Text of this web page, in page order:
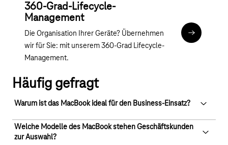
360-Grad-Lifecycle-
Management
Die Organisation Ihrer Geräte? Übernehmen
wir für Sie: mit unserem 360-Grad Lifecycle-
Management.
Zu Device
Häufig gefragt
Warum ist das MacBook ideal für den Business-Einsatz?
Das MacBook überzeugt im Business durch leistungsstarke
Welche Modelle des MacBook stehen Geschäftskunden
zur Auswahl?